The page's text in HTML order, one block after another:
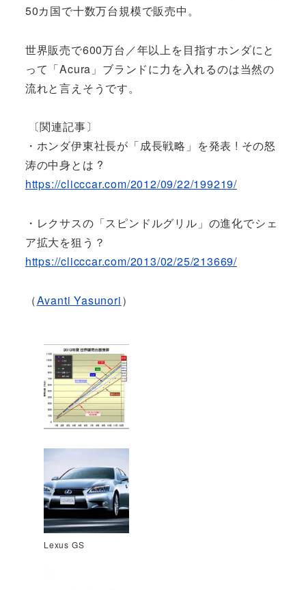
50カ国で十数万台規模で販売中。
世界販売で600万台／年以上を目指すホンダにと
って「Acura」ブランドに力を入れるのは当然の
流れと言えそうです。
〔関連記事〕
・ホンダ伊東社長が「成長戦略」を発表 ! その怒
涛の中身とは ?
https://clicccar.com/2012/09/22/199219/
・レクサスの「スピンドルグリル」の進化でシェ
ア拡大を狙う？
https://clicccar.com/2013/02/25/213669/
（Avanti Yasunori）
Lexus GS